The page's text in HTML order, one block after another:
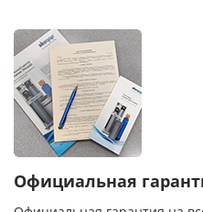
Официальная